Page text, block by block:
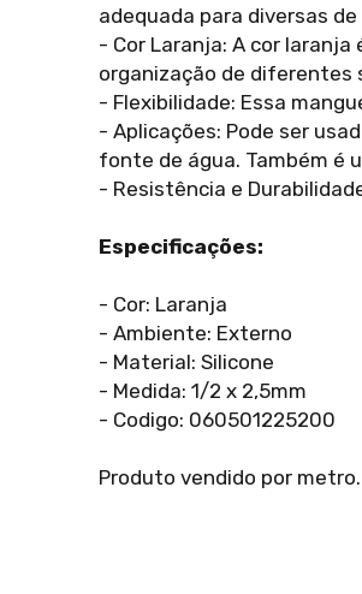
adequada para diversas
- Cor Laranja: A cor
organização de diferentes
- Flexibilidade: Essa
- Aplicações: Pode ser
fonte de água. Também é
- Resistência e
Especificações:
- Cor: Laranja
- Ambiente: Externo
- Material: Silicone
- Medida: 1/2 x 2,5mm
- Codigo: 060501225200
Produto vendido por metro.